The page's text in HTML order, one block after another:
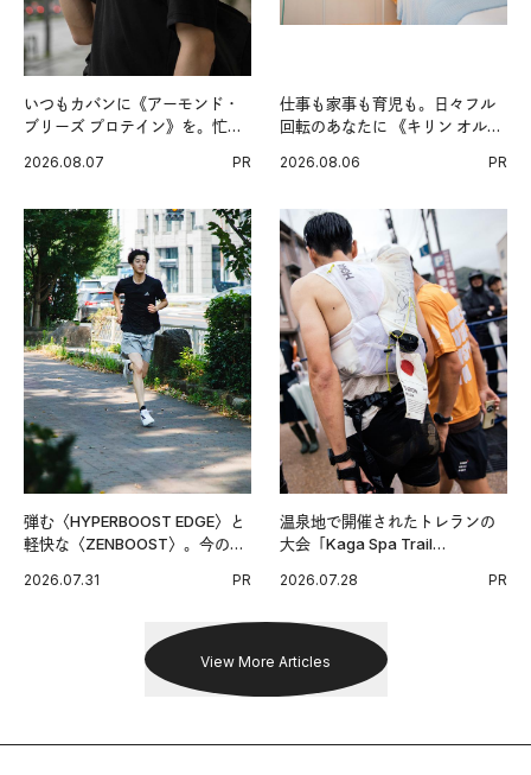
いつもカバンに《アーモンド・
ブリーズ プロテイン》を。忙し
グ習慣。
2026.08.07 PR
仕事も家事も育児も。日々フル
回転のあなたに 《キリン オルニ
2026.08.06 PR
弾む〈HYPERBOOST EDGE〉と
軽快な〈ZENBOOST〉。今の時
出した新機軸。
2026.07.31 PR
温泉地で開催されたトレランの
大会「Kaga Spa Trail
戦を夢見るランナーたちの奮闘
2026.07.28 PR
View More Articles